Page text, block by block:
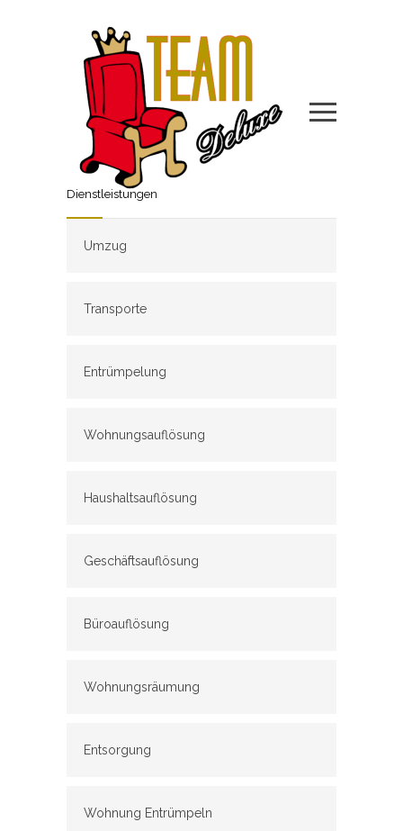
Dienstleistungen
Umzug
Transporte
Entrümpelung
Wohnungsauflösung
Haushaltsauflösung
Geschäftsauflösung
Büroauflösung
Wohnungsräumung
Entsorgung
Wohnung Entrümpeln